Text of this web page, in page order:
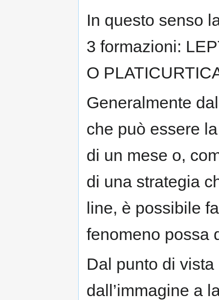
In questo senso
3 formazioni:
O
Generalmente
che può essere
di un mese o,
di una strategia
line, è possibile
fenomeno possa
Dal punto di
dall’immagine a